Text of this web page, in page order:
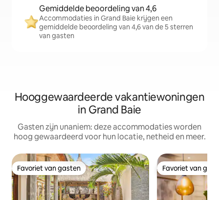
Gemiddelde beoordeling van 4,6
Accommodaties in Grand Baie krijgen een
gemiddelde beoordeling van 4,6 van de 5 sterren
van gasten
Hooggewaardeerde vakantiewoningen
in Grand Baie
Gasten zijn unaniem: deze accommodaties worden
hoog gewaardeerd voor hun locatie, netheid en meer.
Favoriet van gasten
Favoriet van gasten Favoriet van
Favoriet van